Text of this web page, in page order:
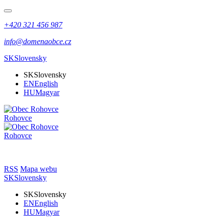
+420 321 456 987
info@domenaobce.cz
SKSlovensky
SKSlovensky
ENEnglish
HUMagyar
Rohovce
Rohovce
RSS Mapa webu
SKSlovensky
SKSlovensky
ENEnglish
HUMagyar